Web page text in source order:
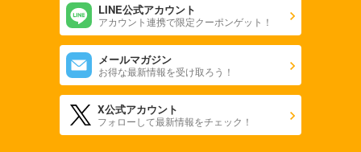
LINE公式アカウント
アカウント連携で限定クーポンゲット！
メールマガジン
お得な最新情報を受け取ろう！
X公式アカウント
フォローして最新情報をチェック！